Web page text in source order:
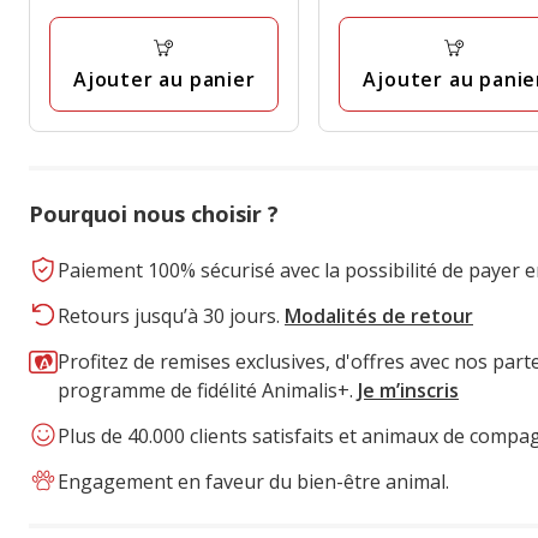
Ajouter au panier Ajouter au
Pourquoi nous choisir ?
Paiement 100% sécurisé avec la possibilité de payer
Retours jusqu’à 30 jours. Modalités de retour
Profitez de remises exclusives, d'offres avec nos
programme de fidélité Animalis+. Je m’inscris
Plus de 40.000 clients satisfaits et animaux de
Engagement en faveur du bien-être animal.